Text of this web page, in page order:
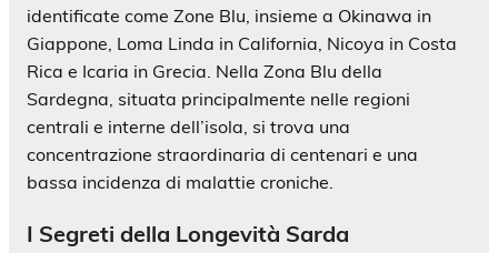
identificate come Zone Blu, insieme a Okinawa in
Giappone, Loma Linda in California, Nicoya in Costa
Rica e Icaria in Grecia. Nella Zona Blu della
Sardegna, situata principalmente nelle regioni
centrali e interne dell’isola, si trova una
concentrazione straordinaria di centenari e una
bassa incidenza di malattie croniche.
I Segreti della Longevità Sarda